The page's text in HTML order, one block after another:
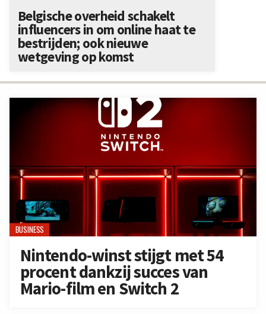
BUSINESS
Nintendo-winst stijgt met 54
procent dankzij succes van
Mario-film en Switch 2
Belgische overheid schakelt
influencers in om online haat te
bestrijden; ook nieuwe
wetgeving op komst